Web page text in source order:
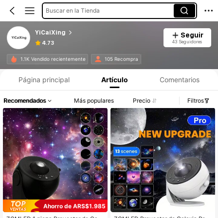
Buscar en la Tienda
YiCaiXing
4.73
Seguir
43 Seguidores
1.1K Vendido recientemente 105 Recompra
Página principal Artículo Comentarios
Recomendados Más populares Precio Filtros
Ahorro de ARS$1.985